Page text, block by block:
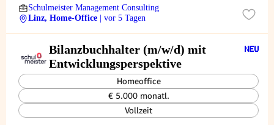
Schulmeister Management Consulting
Linz, Home-Office
| vor 5 Tagen
Bilanzbuchhalter (m/w/d) mit
Entwicklungsperspektive
Homeoffice
€ 5.000 monatl.
Vollzeit